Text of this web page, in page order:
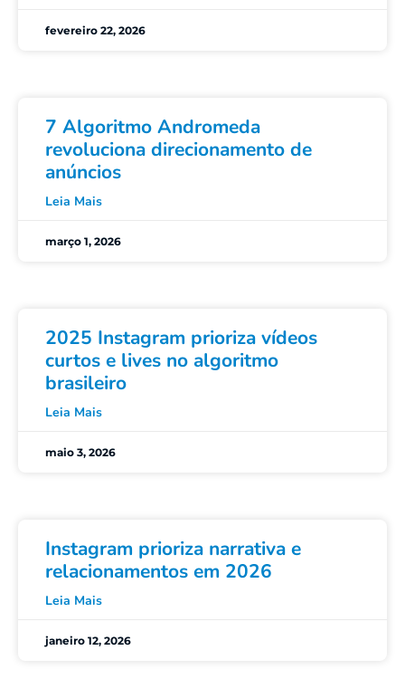
fevereiro 22, 2026
7 Algoritmo Andromeda
revoluciona direcionamento de
anúncios
Leia Mais
março 1, 2026
2025 Instagram prioriza vídeos
curtos e lives no algoritmo
brasileiro
Leia Mais
maio 3, 2026
Instagram prioriza narrativa e
relacionamentos em 2026
Leia Mais
janeiro 12, 2026